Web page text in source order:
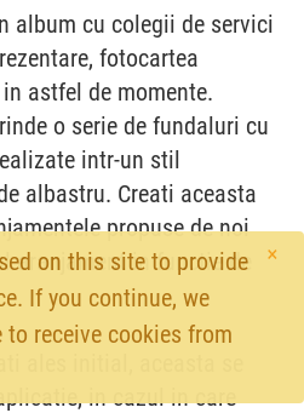
×
on this site to provide
If you continue, we
receive cookies from
album cu colegii de servici
fotocartea
astfel de momente.
o serie de fundaluri cu
intr-un stil
albastru. Creati aceasta
propuse de noi
aranjament in functie de
ales initial, aceasta se
in cazul in care